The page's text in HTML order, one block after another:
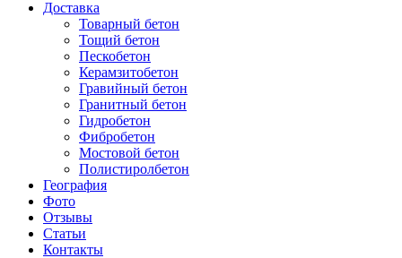
Доставка
Товарный бетон
Тощий бетон
Пескобетон
Керамзитобетон
Гравийный бетон
Гранитный бетон
Гидробетон
Фибробетон
Мостовой бетон
Полистиролбетон
География
Фото
Отзывы
Статьи
Контакты